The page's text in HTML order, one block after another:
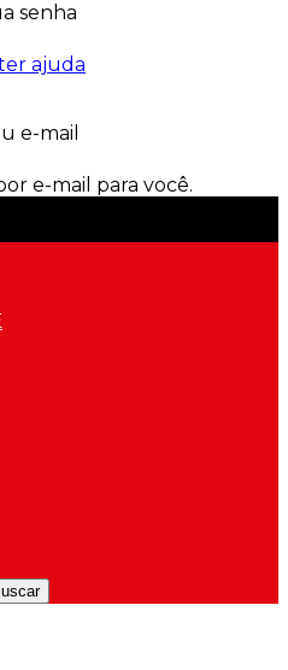
senha
ajuda
e-mail
e-mail para você.